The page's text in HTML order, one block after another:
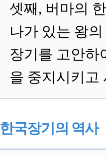
셋째, 버마의
나가 있는 왕
장기를 고안하
을 중지시키고
한국장기의 역사